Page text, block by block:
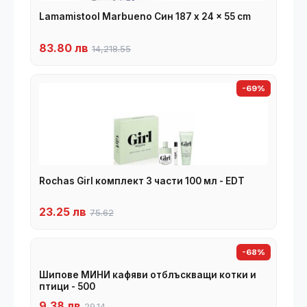
Lamamistool Marbueno Син 187 x 24 x 55 cm
83.80 лв 14,218.55
-69%
Rochas Girl комплект 3 части 100 мл - EDT
23.25 лв 75.62
-68%
Шипове МИНИ кафяви отблъскващи котки и
птици - 500